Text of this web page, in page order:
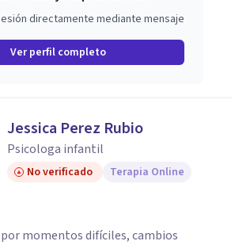
directamente mediante mensaje
Ver perfil completo
Jessica Perez Rubio
Psicologa infantil
No verificado Terapia Online
momentos difíciles, cambios